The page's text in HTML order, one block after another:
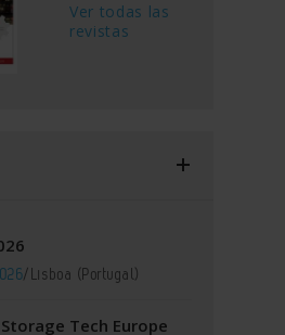
Ver todas las
revistas
/Lisboa (Portugal)
Tech Europe